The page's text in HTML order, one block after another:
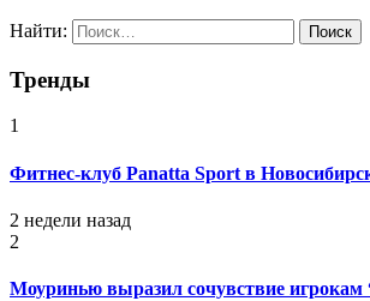
Найти:
Тренды
1
Фитнес-клуб Panatta Sport в
2 недели назад
2
Моуринью выразил сочувствие